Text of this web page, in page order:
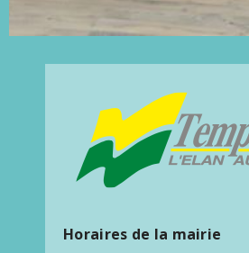
Horaires de la mairie